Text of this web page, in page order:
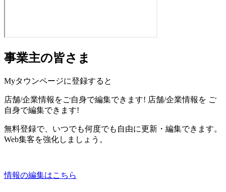
事業主の皆さま
Myタウンページに登録すると
店舗/企業情報をご自身で編集できます! 店舗/企業情報を ご
自身で編集できます!
無料登録で、いつでも何度でも自由に更新・編集できます。
Web集客を強化しましょう。
情報の編集はこちら